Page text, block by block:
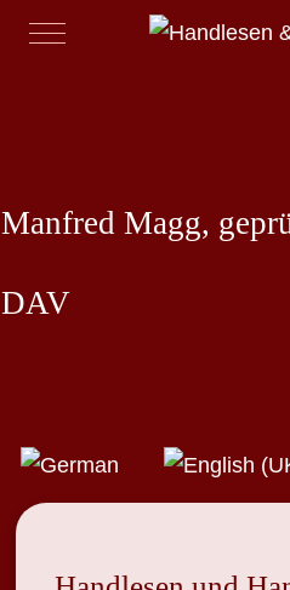
Mobile Menu Toggle
Manfred Magg,
DAV